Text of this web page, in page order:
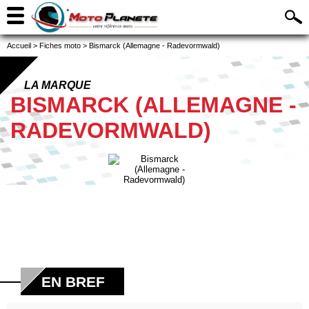
Accueil > Fiches moto > Bismarck (Allemagne - Radevormwald)
LA MARQUE
BISMARCK (ALLEMAGNE -
RADEVORMWALD)
EN BREF